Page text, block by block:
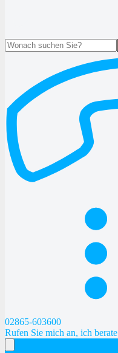
02865-603600
Rufen Sie mich an, ich